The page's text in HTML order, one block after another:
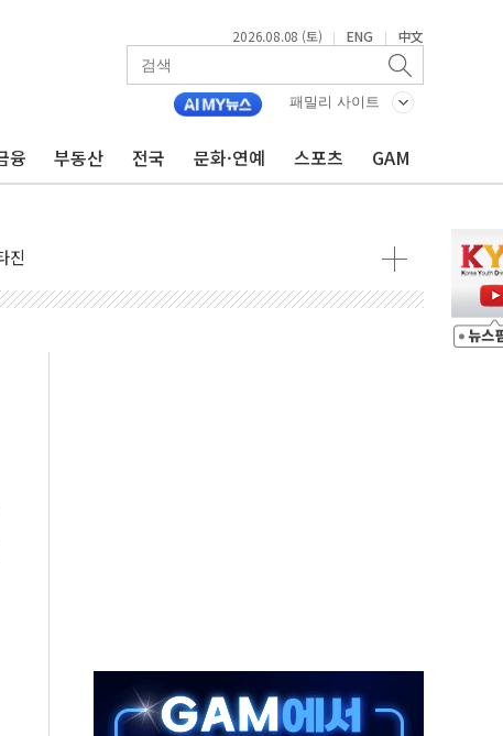
2026.08.08 (토) | ENG | 中文
패밀리 사이트
융 부동산 전국 문화·연예 스포츠 GAM
청래 격차 확대'
치
요구
란 위협에 맞설 자체 억지력 강화
주 '활짝'
양광주↑ VS 트레이드데스크·웬디스↓
지 찾겠다"